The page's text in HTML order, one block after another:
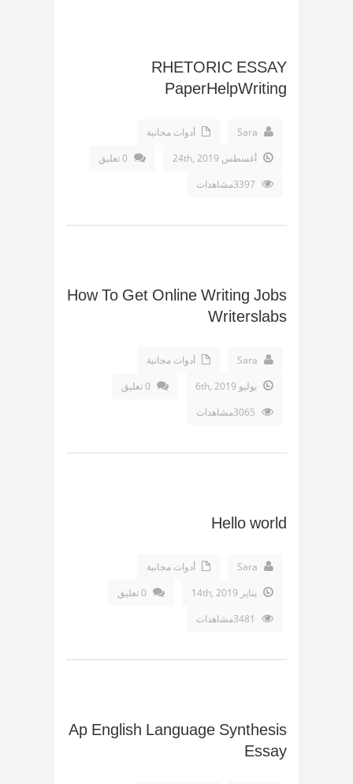
RHETORIC ESSAY
PaperHelpWriting
Sara
أدوات مجانية
أغسطس 24th, 2019
0 تعليق
How To Get Online Writing Jobs
Writerslabs
Sara
أدوات مجانية
يوليو 6th, 2019
0 تعليق
Hello world
Sara
أدوات مجانية
يناير 14th, 2019
0 تعليق
Ap English Language Synthesis
Essay